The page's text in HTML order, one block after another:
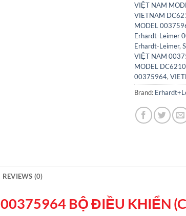
VIỆT NAM
VIETNAM
MODEL
Erhardt-Leimer
Erhardt-Leimer,
VIỆT NAM
MODEL DC6210
00375964,
Brand:
REVIEWS (0)
00375964 BỘ ĐIỀU KHIỂN